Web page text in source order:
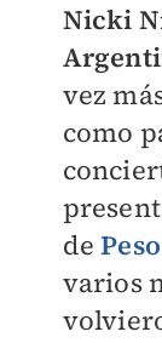
Nicki
vez
como
de
varios